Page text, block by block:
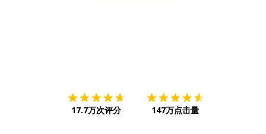
17.7万次评分 147万点击量